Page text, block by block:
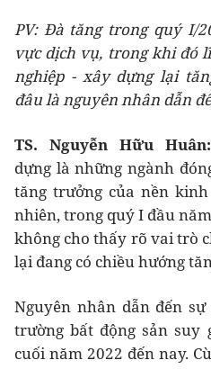
PV: Đà tăng trong quý I/
vực dịch vụ, trong khi đó
nghiệp -xây dựng lại
đâu là nguyên nhân dẫn
TS. Nguyễn Hữu Huân:
dựng là những ngành
tăng trưởng của nền
nhiên, trong quý I đầu
không cho thấy rõ vai trò
lại đang có chiều hướng
Nguyên nhân dẫn đến
trường bất động sản suy
cuối năm 2022 đến nay.